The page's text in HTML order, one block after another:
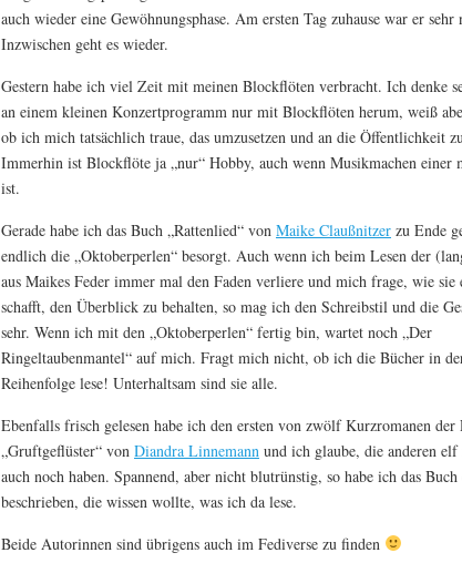
auch wieder eine Gewöhnungsphase. Am ersten Tag zuhause war er sehr
Inzwischen geht es wieder.
Gestern habe ich viel Zeit mit meinen Blockflöten verbracht. Ich denke
an einem kleinen Konzertprogramm nur mit Blockflöten herum, weiß
ob ich mich tatsächlich traue, das umzusetzen und an die Öffentlichkeit
Immerhin ist Blockflöte ja „nur“ Hobby, auch wenn Musikmachen einer
ist.
Gerade habe ich das Buch „Rattenlied“ von Maike Claußnitzer zu Ende
endlich die „Oktoberperlen“ besorgt. Auch wenn ich beim Lesen der
aus Maikes Feder immer mal den Faden verliere und mich frage, wie sie
schafft, den Überblick zu behalten, so mag ich den Schreibstil und die
sehr. Wenn ich mit den „Oktoberperlen“ fertig bin, wartet noch „Der
Ringeltaubenmantel“ auf mich. Fragt mich nicht, ob ich die Bücher in
Reihenfolge lese! Unterhaltsam sind sie alle.
Ebenfalls frisch gelesen habe ich den ersten von zwölf Kurzromanen der
„Gruftgeflüster“ von Diandra Linnemann und ich glaube, die anderen
auch noch haben. Spannend, aber nicht blutrünstig, so habe ich das
beschrieben, die wissen wollte, was ich da lese.
Beide Autorinnen sind übrigens auch im Fediverse zu finden